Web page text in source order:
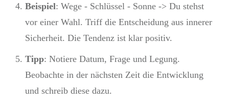
Beispiel: Wege - Schlüssel - Sonne -> Du stehst
vor einer Wahl. Triff die Entscheidung aus innerer
Sicherheit. Die Tendenz ist klar positiv.
Tipp: Notiere Datum, Frage und Legung.
Beobachte in der nächsten Zeit die Entwicklung
und schreib diese dazu.